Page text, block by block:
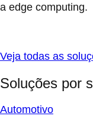
a edge computing.
Veja todas as
Soluções por
Automotivo